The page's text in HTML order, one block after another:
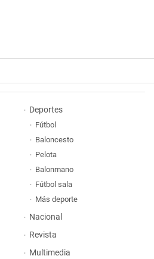
Deportes
Fútbol
Baloncesto
Pelota
Balonmano
Fútbol sala
Más deporte
Nacional
Revista
Multimedia